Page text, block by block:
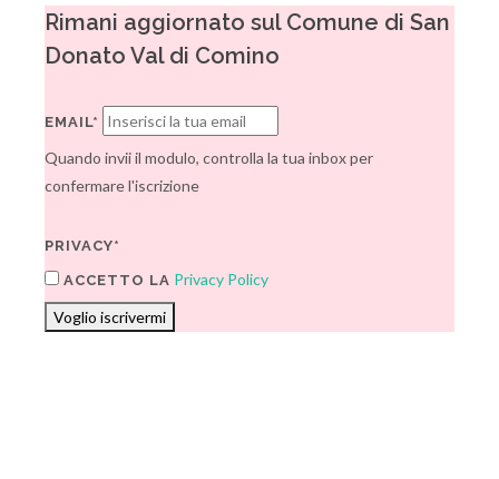
Rimani aggiornato sul Comune di San
Donato Val di Comino
EMAIL*
Quando invii il modulo, controlla la tua inbox per
confermare l'iscrizione
PRIVACY*
ACCETTO LA Privacy Policy
Voglio iscrivermi